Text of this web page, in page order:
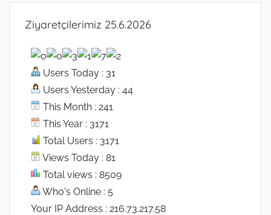
Ziyaretçilerimiz 25.6.2026
Users Today : 31
Users Yesterday : 44
This Month : 241
This Year : 3171
Total Users : 3171
Views Today : 81
Total views : 8509
Who's Online : 5
Your IP Address : 216.73.217.58